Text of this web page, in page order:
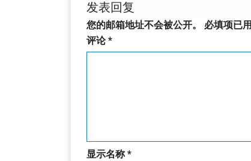
发表回复
您的邮箱地址不会被公开。 必填项已用
评论*
显示名称*